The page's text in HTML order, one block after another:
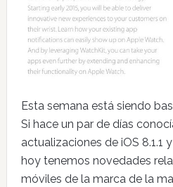
Esta semana está siendo
Si hace un par de días
actualizaciones de iOS 8.1.1
hoy tenemos novedades
móviles de la marca de la